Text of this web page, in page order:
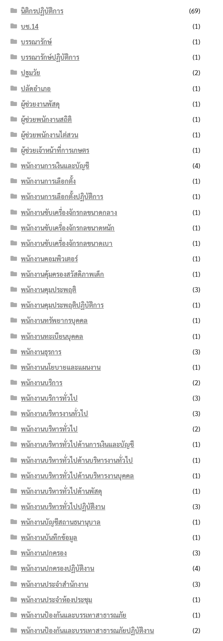
นิติกรปฏิบัติการ
(69)
บช.14
(1)
บรรณารักษ์
(1)
บรรณารักษ์ปฏิบัติการ
(1)
ปฐมวัย
(2)
ปลัดอำเภอ
(1)
ผู้ช่วยงานพัสดุ
(1)
ผู้ช่วยพนักงานสถิติ
(1)
ผู้ช่วยพนักงานไต่สวน
(1)
ผู้ช่วยเจ้าหน้าที่การเกษตร
(1)
พนักงานการเงินและบัญชี
(4)
พนักงานการเลือกตั้ง
(1)
พนักงานการเลือกตั้งปฏิบัติการ
(1)
พนักงานขับเครื่องจักรกลขนาดกลาง
(1)
พนักงานขับเครื่องจักรกลขนาดหนัก
(1)
พนักงานขับเครื่องจักรกลขนาดเบา
(1)
พนักงานคอมพิวเตอร์
(1)
พนักงานคุ้มครองสวัสดิภาพเด็ก
(1)
พนักงานคุมประพฤติ
(3)
พนักงานคุมประพฤติปฏิบัติการ
(1)
พนักงานทรัพยากรบุคคล
(1)
พนักงานทะเบียนบุคคล
(1)
พนักงานธุรการ
(3)
พนักงานนโยบายและแผนงาน
(1)
พนักงานบริการ
(2)
พนักงานบริการทั่วไป
(3)
พนักงานบริหารงานทั่วไป
(3)
พนักงานบริหารทั่วไป
(2)
พนักงานบริหารทั่วไปด้านการเงินและบัญชี
(1)
พนักงานบริหารทั่วไปด้านบริหารงานทั่วไป
(1)
พนักงานบริหารทั่วไปด้านบริหารงานบุคคล
(1)
พนักงานบริหารทั่วไปด้านพัสดุ
(1)
พนักงานบริหารทั่วไปปฏิบัติงาน
(3)
พนักงานบัญชีสถานธนานุบาล
(1)
พนักงานบันทึกข้อมูล
(1)
พนักงานปกครอง
(3)
พนักงานปกครองปฏิบัติงาน
(4)
พนักงานประจำสำนักงาน
(3)
พนักงานประจำห้องประชุม
(1)
พนักงานป้องกันและบรรเทาสาธารณภัย
(1)
พนักงานป้องกันและบรรเทาสาธารณภัยปฏิบัติงาน
(2)